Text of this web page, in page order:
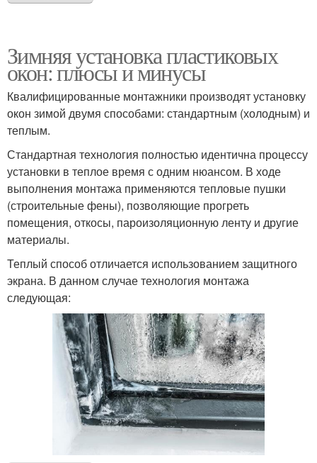
Зимняя установка пластиковых
окон: плюсы и минусы
Квалифицированные монтажники производят установку
окон зимой двумя способами: стандартным (холодным) и
теплым.
Стандартная технология полностью идентична процессу
установки в теплое время с одним нюансом. В ходе
выполнения монтажа применяются тепловые пушки
(строительные фены), позволяющие прогреть
помещения, откосы, пароизоляционную ленту и другие
материалы.
Теплый способ отличается использованием защитного
экрана. В данном случае технология монтажа
следующая: